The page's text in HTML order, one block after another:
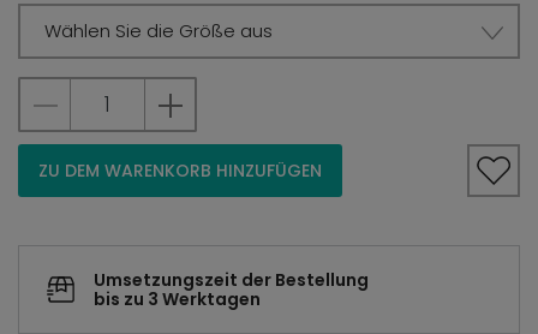
Wählen Sie die Größe aus
ZU DEM WARENKORB HINZUFÜGEN
Umsetzungszeit der Bestellung
bis zu 3 Werktagen